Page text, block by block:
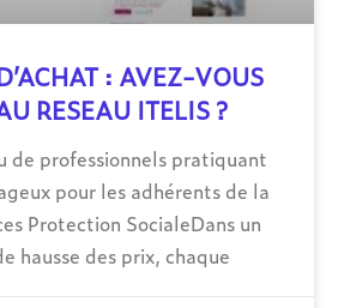
: AVEZ-VOUS
RESEAU ITELIS ?
de professionnels pratiquant
pour les adhérents de la
Protection SocialeDans un
hausse des prix, chaque